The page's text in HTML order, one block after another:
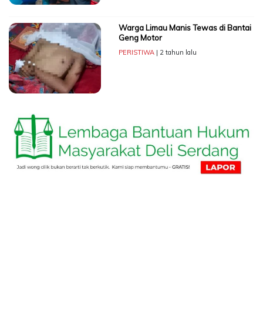
Warga Limau Manis Tewas di Bantai
Geng Motor
PERISTIWA| 2 tahun lalu